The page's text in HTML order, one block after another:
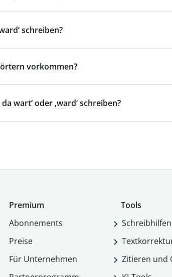
schreiben?
vorkommen?
wart‘ oder ‚ward‘ schreiben?
Premium
Abon­ne­ments
Preise
Für Unternehmen
Tools
Schreibhilfen
Zitieren und